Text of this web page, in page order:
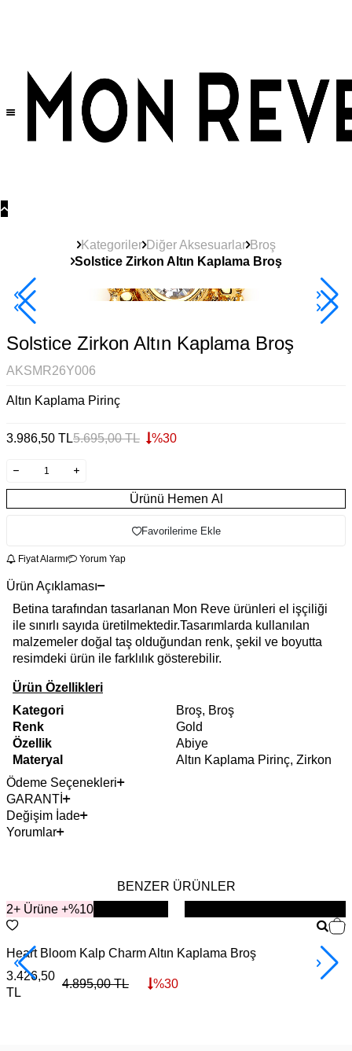
Kategoriler Diğer Aksesuarlar Broş
Solstice Zirkon Altın Kaplama Broş
Yeni Ürün
Solstice Zirkon Altın Kaplama Broş
AKSMR26Y006
Altın Kaplama Pirinç
3.986,50 TL5.695,00TL %30
Ürünü Hemen Al
Favorilerime Ekle
Fiyat Alarmı Yorum Yap
Ürün Açıklaması
Betina tarafından tasarlanan Mon Reve ürünleri el işçiliği
ile sınırlı sayıda üretilmektedir.Tasarımlarda kullanılan
malzemeler doğal taş olduğundan renk, şekil ve boyutta
resimdeki ürün ile farklılık gösterebilir.
Ürün Özellikleri
Kategori
Broş, Broş
Renk
Gold
Özellik
Abiye
Materyal
Altın Kaplama Pirinç, Zirkon
Ödeme Seçenekleri
GARANTİ
Değişim İade
Yorumlar
BENZER ÜRÜNLER
2+ Ürüne +%10
YENİ
Heart Bloom Kalp Charm Altın Kaplama Broş
3.426,50
TL
4.895,00TL %30